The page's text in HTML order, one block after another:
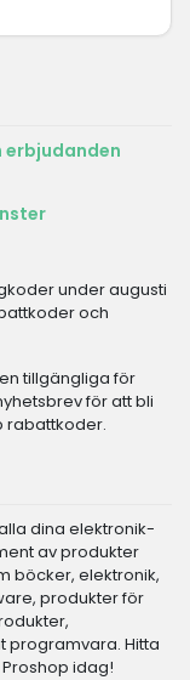
under augusti
och
tillgängliga för
för att bli
rabattkoder.
dina elektronik-
av produkter
böcker, elektronik,
produkter för
programvara. Hitta
idag!